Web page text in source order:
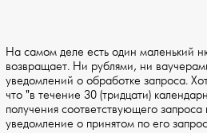
На самом деле есть один маленький
возвращает. Ни рублями, ни
уведомлений о обработке запроса.
что "в течение 30 (тридцати)
получения соответствующего
уведомление о принятом по его